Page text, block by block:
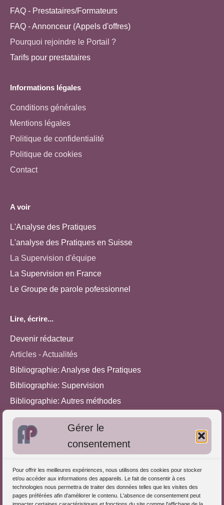
Gérer le
consentement
Pour offrir les meilleures expériences, nous utilisons des cookies pour stocker
et/ou accéder aux informations des appareils. Le fait de consentir à ces
technologies nous permettra de traiter des données telles que les visites des
pages préférées afin d'améliorer le contenu. L'absence de consentement peut
FAQ - Prestataires/Formateurs
FAQ - Annonceur (Appels d'offres)
Pourquoi rejoindre le Portail ?
Tarifs pour prestataires
Informations légales
Conditions générales
Mentions légales
Politique de confidentialité
Politique de cookies
Contact
A voir
L'Analyse des Pratiques
L'analyse des Pratiques en Suisse
La Supervision d'équipe
La Supervision en France
Le Groupe de parole pofessionnel
Lire, écrire...
Devenir rédacteur
Articles - Actualités
Bibliographie: Analyse des Pratiques
Bibliographie: Supervision
Bibliographie: Autres méthodes
Approches de l'Analyse des pratiques
Autres informations
S'inscrire dans l'Annuaire
Publiez vos formations
Charte déontologique